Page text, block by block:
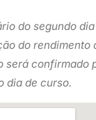
do segundo
do rendimento
será confirmado
dia de curso.